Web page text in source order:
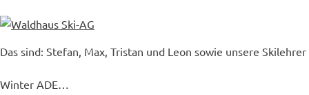
Das sind: Stefan, Max, Tristan und Leon sowie unsere
Winter ADE…